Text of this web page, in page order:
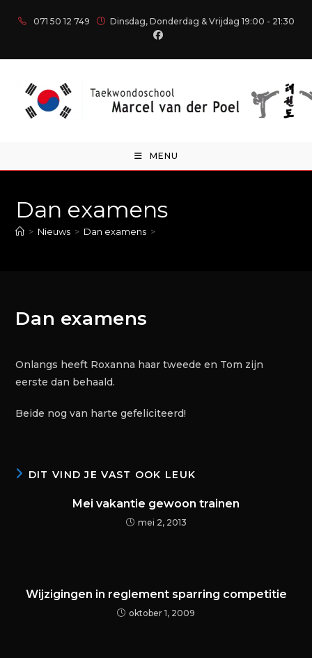
071 50 12 749 Dinsdag, Donderdag & Vrijdag 19:00 - 21:30
MENU
Dan examens
> Nieuws > Dan examens >
Dan examens
Onlangs heeft Roxanna haar tweede en Tom zijn
eerste dan behaald.
Beide nog van harte gefeliciteerd!
DIT VIND JE VAST OOK LEUK
Mei vakantie gewoon trainen
mei 2, 2013
Wijzigingen in reglement sparring competitie
oktober 1, 2009